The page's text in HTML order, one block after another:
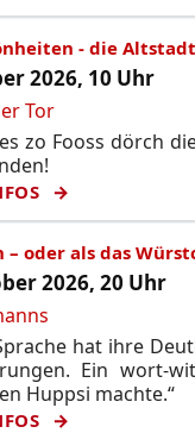
- die
2026, 10 Uhr
Tor
zo Fooss dörch
– oder als das
2026, 20 Uhr
hat ihre
Ein wort-
Huppsi machte.“